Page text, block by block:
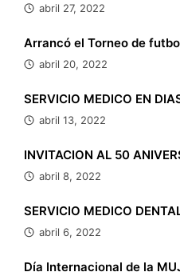
abril 27, 2022
Arrancó el Torneo de
abril 20, 2022
SERVICIO MEDICO EN
abril 13, 2022
INVITACION AL 50
abril 8, 2022
SERVICIO MEDICO
abril 6, 2022
Día Internacional de la